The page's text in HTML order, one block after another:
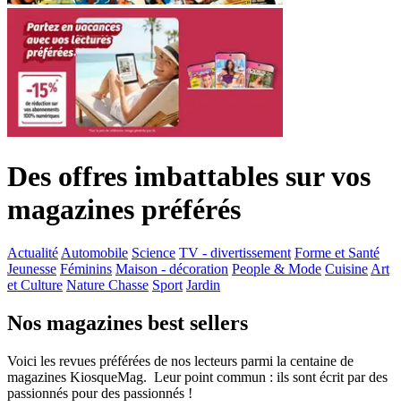
Des offres imbattables sur vos
magazines préférés
Actualité Automobile Science TV - divertissement Forme et Santé
Jeunesse Féminins Maison - décoration People & Mode Cuisine Art
et Culture Nature Chasse Sport Jardin
Nos magazines best sellers
Voici les revues préférées de nos lecteurs parmi la centaine de
magazines KiosqueMag. Leur point commun : ils sont écrit par des
passionnés pour des passionnés !